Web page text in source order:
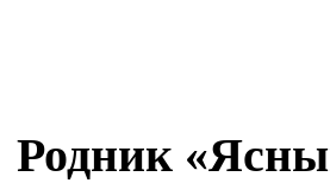
Родник